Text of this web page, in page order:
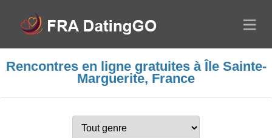
Rencontres en ligne gratuites à Île Sainte-
Marguerite, France